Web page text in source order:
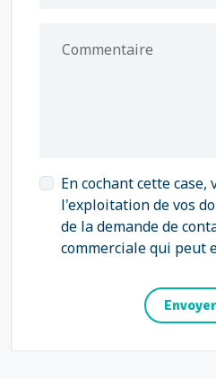
Commentaire
En cochant cette case,
l'exploitation de vos
de la demande de
commerciale qui peut
Envoyer